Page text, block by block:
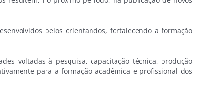
pelos orientandos, fortalecendo a formação
voltadas à pesquisa, capacitação técnica, produção
para a formação acadêmica e profissional dos